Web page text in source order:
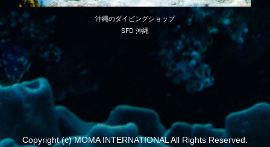
沖縄のダイビングショップ
SFD 沖縄
Copyright (c) MOMA INTERNATIONAL All Rights Reserved.